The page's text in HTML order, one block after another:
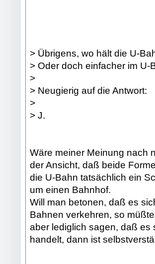
> Übrigens, wo hält die U-
> Oder doch einfacher im U-
>
> Neugierig auf die Antwort:
>
> J.
Wäre meiner Meinung nach
der Ansicht, daß beide
die U-Bahn tatsächlich ein
um einen Bahnhof.
Will man betonen, daß es
Bahnen verkehren, so
aber lediglich sagen, daß es
handelt, dann ist